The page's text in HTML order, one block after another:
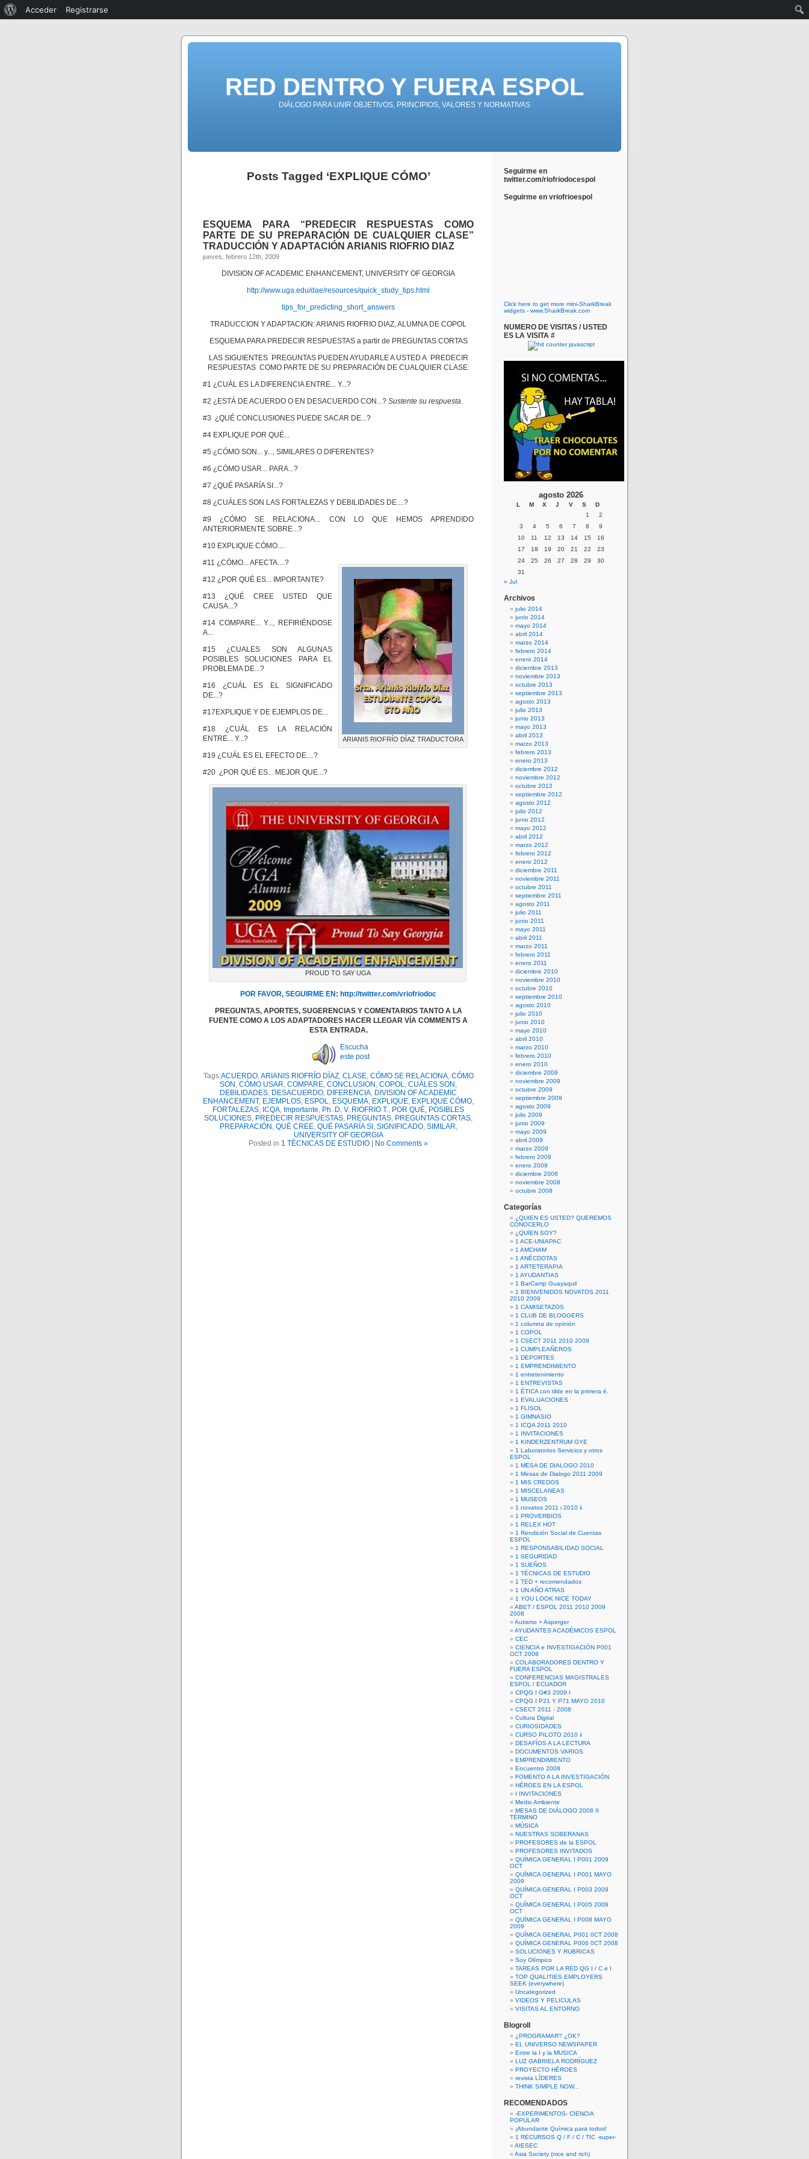
RED DENTRO Y FUERA ESPOL
DIÁLOGO PARA UNIR OBJETIVOS, PRINCIPIOS, VALORES Y NORMATIVAS
Posts Tagged ‘EXPLIQUE CÓMO’
ESQUEMA PARA “PREDECIR RESPUESTAS COMO
PARTE DE SU PREPARACIÓN DE CUALQUIER CLASE”
TRADUCCIÓN Y ADAPTACIÓN ARIANIS RIOFRIO DIAZ
jueves, febrero 12th, 2009
DIVISION OF ACADEMIC ENHANCEMENT, UNIVERSITY OF GEORGIA
http://www.uga.edu/dae/resources/quick_study_tips.html
tips_for_predicting_short_answers
TRADUCCION Y ADAPTACION: ARIANIS RIOFRIO DIAZ, ALUMNA DE COPOL
ESQUEMA PARA PREDECIR RESPUESTAS a partir de PREGUNTAS CORTAS
LAS SIGUIENTES PREGUNTAS PUEDEN AYUDARLE A USTED A PREDECIR
RESPUESTAS COMO PARTE DE SU PREPARACIÓN DE CUALQUIER CLASE:
#1 ¿CUÁL ES LA DIFERENCIA ENTRE... Y...?
#2 ¿ESTÁ DE ACUERDO O EN DESACUERDO CON...? Sustente su respuesta.
#3 ¿QUÉ CONCLUSIONES PUEDE SACAR DE...?
#4 EXPLIQUE POR QUÉ...
#5 ¿CÓMO SON... y..., SIMILARES O DIFERENTES?
#6 ¿CÓMO USAR... PARA...?
#7 ¿QUÉ PASARÍA SI...?
#8 ¿CUÁLES SON LAS FORTALEZAS Y DEBILIDADES DE....?
#9 ¿CÓMO SE RELACIONA... CON LO QUE HEMOS APRENDIDO
ANTERIORMENTE SOBRE...?
#10 EXPLIQUE CÓMO....
ARIANIS RIOFRÍO DÍAZ TRADUCTORA
#11 ¿CÓMO... AFECTA....?
#12 ¿POR QUÉ ES... IMPORTANTE?
#13 ¿QUÉ CREE USTED QUE
CAUSA...?
#14 COMPARE... Y..., REFIRIÉNDOSE
A...
#15 ¿CUALES SON ALGUNAS
POSIBLES SOLUCIONES PARA EL
PROBLEMA DE...?
#16 ¿CUÁL ES EL SIGNIFICADO
DE...?
#17EXPLIQUE Y DE EJEMPLOS DE...
#18 ¿CUÁL ES LA RELACIÓN
ENTRE... Y...?
#19 ¿CUÁL ES EL EFECTO DE....?
#20 ¿POR QUÉ ES... MEJOR QUE...?
PROUD TO SAY UGA
POR FAVOR, SEGUIRME EN : http://twitter.com/vriofriodoc
PREGUNTAS, APORTES, SUGERENCIAS Y COMENTARIOS TANTO A LA
FUENTE COMO A LOS ADAPTADORES HACER LLEGAR VÍA COMMENTS A
ESTA ENTRADA.
Escucha
este post
Tags:ACUERDO,ARIANIS RIOFRÍO DÍAZ, CLASE, CÓMO SE RELACIONA, CÓMO
SON , CÓMO USAR, COMPARE, CONCLUSION , COPOL, CUÁLES SON ,
DEBILIDADES, DESACUERDO, DIFERENCIA, DIVISION OF ACADEMIC
ENHANCEMENT, EJEMPLOS, ESPOL, ESQUEMA, EXPLIQUE, EXPLIQUE CÓMO,
FORTALEZAS, ICQA, Importante, Ph. D. V. RIOFRIO T., POR QUÉ, POSIBLES
SOLUCIONES, PREDECIR RESPUESTAS, PREGUNTAS, PREGUNTAS CORTAS,
PREPARACIÓN , QUÉ CREE, QUÉ PASARÍA SI , SIGNIFICADO, SIMILAR,
UNIVERSITY OF GEORGIA
Posted in 1 TÉCNICAS DE ESTUDIO No Comments »
Seguirme en
twitter.com/riofriodocespol
Seguirme en vriofrioespol
Click here to get more mini-SharkBreak
widgets - www.SharkBreak.com
NUMERO DE VISITAS / USTED
ES LA VISITA #
agosto 2026
L M X J V S
D
1
2
3
4 5 6 7 8
9
10
11 12 13 14 15
16
17
18 19 20 21 22
23
24
25 26 27 28 29
30
31
« Jul
Archivos
julio 2014
junio 2014
mayo 2014
abril 2014
marzo 2014
febrero 2014
enero 2014
diciembre 2013
noviembre 2013
octubre 2013
septiembre 2013
agosto 2013
julio 2013
junio 2013
mayo 2013
abril 2013
marzo 2013
febrero 2013
enero 2013
diciembre 2012
noviembre 2012
octubre 2012
septiembre 2012
agosto 2012
julio 2012
junio 2012
mayo 2012
abril 2012
marzo 2012
febrero 2012
enero 2012
diciembre 2011
noviembre 2011
octubre 2011
septiembre 2011
agosto 2011
julio 2011
junio 2011
mayo 2011
abril 2011
marzo 2011
febrero 2011
enero 2011
diciembre 2010
noviembre 2010
octubre 2010
septiembre 2010
agosto 2010
julio 2010
junio 2010
mayo 2010
abril 2010
marzo 2010
febrero 2010
enero 2010
diciembre 2009
noviembre 2009
octubre 2009
septiembre 2009
agosto 2009
julio 2009
junio 2009
mayo 2009
abril 2009
marzo 2009
febrero 2009
enero 2009
diciembre 2008
noviembre 2008
octubre 2008
Categorías
¿QUIEN ES USTED? QUEREMOS
CONOCERLO
¿QUIEN SOY?
1 ACE-UNIAPAC
1 AMCHAM
1 ANÉCDOTAS
1 ARTETERAPIA
1 AYUDANTIAS
1 BarCamp Guayaquil
1 BIENVENIDOS NOVATOS 2011
2010 2009
1 CAMISETAZOS
1 CLUB DE BLOGGERS
1 columna de opinión
1 COPOL
1 CSECT 2011 2010 2009
1 CUMPLEAÑEROS
1 DEPORTES
1 EMPRENDIMIENTO
1 entretenimiento
1 ENTREVISTAS
1 ÉTICA con tilde en la primera é.
1 EVALUACIONES
1 FLISOL
1 GIMNASIO
1 ICQA 2011 2010
1 INVITACIONES
1 KINDERZENTRUM GYE
1 Laboratorios Servicios y otros
ESPOL
1 MESA DE DIALOGO 2010
1 Mesas de Dialogo 2011 2009
1 MIS CREDOS
1 MISCELANEAS
1 MUSEOS
1 novatos 2011 i 2010 ii
1 PROVERBIOS
1 RELEX HOT
1 Rendición Social de Cuentas
ESPOL
1 RESPONSABILIDAD SOCIAL
1 SEGURIDAD
1 SUEÑOS
1 TÉCNICAS DE ESTUDIO
1 TED + recomendados
1 UN AÑO ATRAS
1 YOU LOOK NICE TODAY
ABET / ESPOL 2011 2010 2009
2008
Autismo + Asperger
AYUDANTES ACADÉMICOS ESPOL
CEC
CIENCIA e INVESTIGACIÓN P001
OCT 2008
COLABORADORES DENTRO Y
FUERA ESPOL
CONFERENCIAS MAGISTRALES
ESPOL / ECUADOR
CPQG I G#3 2009 I
CPQG I P21 Y P71 MAYO 2010
CSECT 2011 - 2008
Cultura Digital
CURIOSIDADES
CURSO PILOTO 2010 ii
DESAFÍOS A LA LECTURA
DOCUMENTOS VARIOS
EMPRENDIMIENTO
Encuentro 2008
FOMENTO A LA INVESTIGACIÓN
HÉROES EN LA ESPOL
I INVITACIONES
Medio Ambiente
MESAS DE DIÁLOGO 2008 II
TÉRMINO
MÚSICA
NUESTRAS SOBERANAS
PROFESORES de la ESPOL
PROFESORES INVITADOS
QUÍMICA GENERAL I P001 2009
OCT
QUÍMICA GENERAL I P001 MAYO
2009
QUÍMICA GENERAL I P003 2009
OCT
QUÍMICA GENERAL I P005 2009
OCT
QUÍMICA GENERAL I P008 MAYO
2009
QUÍMICA GENERAL P001 0CT 2008
QUÍMICA GENERAL P006 0CT 2008
SOLUCIONES Y RUBRICAS
Soy Olímpico
TAREAS POR LA RED QG I / C e I
TOP QUALITIES EMPLOYERS
SEEK (everywhere)
Uncategorized
VIDEOS Y PELICULAS
VISITAS AL ENTORNO
Blogroll
¿PROGRAMAR? ¿OK?
EL UNIVERSO NEWSPAPER
Entre la I y la MUSICA
LUZ GABRIELA RODRÍGUEZ
PROYECTO HÉROES
revista LÍDERES
THINK SIMPLE NOW...
RECOMENDADOS
-EXPERIMENTOS- CIENCIA
POPULAR
¡Abundante Química para todos!
1 RECURSOS Q / F / C / TIC -super-
AIESEC
Asia Society (nice and rich)
Acceder Registrarse